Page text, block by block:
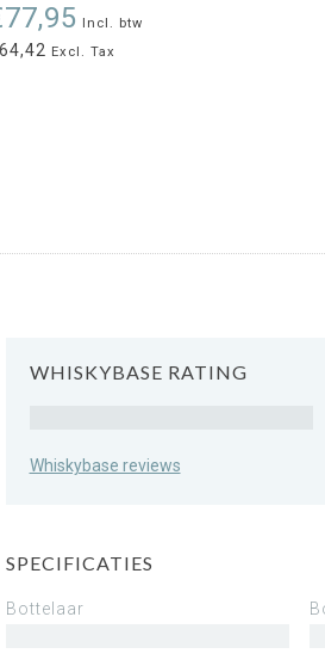
Incl. btw
Excl. Tax
WHISKYBASE RATING
Whiskybase reviews
SPECIFICATIES
Bottelaar